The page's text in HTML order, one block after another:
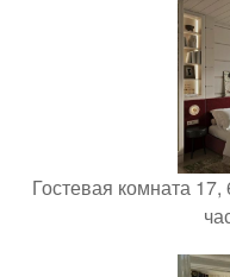
Гостевая комната